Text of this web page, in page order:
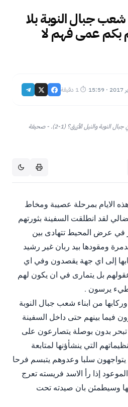
جبال النوبة بلا
بكم عمى فهم لا
·⏱ 1 دقيقة
هل امريكا مستعدة لفرض حظر جوي في جبال النوبة والنيل الأزرق؟ (1-2). - صحيفة
الايام بمرحلة عصيبة ومخاط
لقد انطلقت السفينة بثورتهم
في عرض المحيط تتهادى بين
ومقودها بيد ربان غير رشيد
إلى اي جهة يقصدون وفي اي
بل يتمارى في ان يكون لهم
يرسون .
من ابناء شعب جبال النوبة
فيما بينهم حتى داخل السفينة
تبحر بدون بوصلة يتصارعون على
التي ينشأؤنها لمتابعة
يتواجهون سلبا وعدوهم يتبسم فرحا
إذا رأ الاسد فريسته تعرج
وسيطمئن بان صيدته تحت